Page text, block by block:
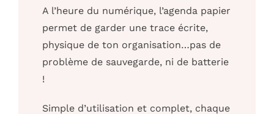
A l’heure du numérique, l’agenda papier
permet de garder une trace écrite,
physique de ton organisation…pas de
problème de sauvegarde, ni de batterie
!
Simple d’utilisation et complet, chaque